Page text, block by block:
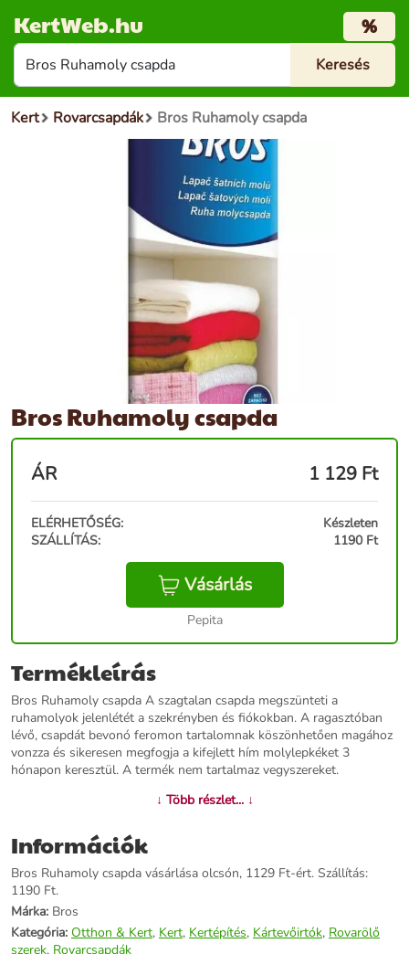
KertWeb.hu %
Kert Rovarcsapdák Bros Ruhamoly csapda
Bros Ruhamoly csapda
ÁR 1 129 Ft
ELÉRHETŐSÉG:
Készleten
SZÁLLÍTÁS:
1190 Ft
Vásárlás
Pepita
Termékleírás
Bros Ruhamoly csapda A szagtalan csapda megszünteti a
ruhamolyok jelenlétét a szekrényben és fiókokban. A ragasztóban
lévő, csapdát bevonó feromon tartalomnak köszönhetően magához
vonzza és sikeresen megfogja a kifejlett hím molylepkéket 3
hónapon keresztül. A termék nem tartalmaz vegyszereket.
↓ Több részlet... ↓
Információk
Bros Ruhamoly csapda vásárlása olcsón, 1129 Ft-ért. Szállítás:
1190 Ft.
Márka: Bros
Kategória: Otthon & Kert, Kert, Kertépítés, Kártevőirtók, Rovarölő
szerek, Rovarcsapdák